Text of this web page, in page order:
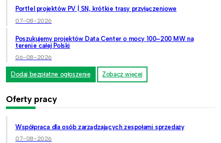
Portfel projektów PV | SN, krótkie trasy przyłączeniowe
07-08-2026
Poszukujemy projektów Data Center o mocy 100–200 MW na
terenie całej Polski
06-08-2026
Dodaj bezpłatne ogłoszenie Zobacz więcej
Oferty pracy
Współpraca dla osób zarządzających zespołami sprzedaży
07-08-2026